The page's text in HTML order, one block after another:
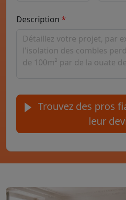
Description
Trouvez des pros
leur